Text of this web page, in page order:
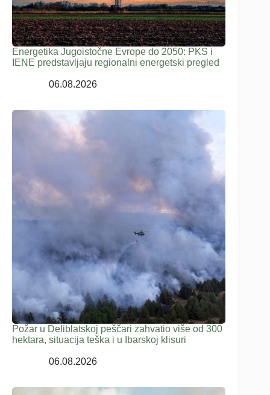
Energetika Jugoistočne Evrope do 2050: PKS i
IENE predstavljaju regionalni energetski pregled
06.08.2026
Požar u Deliblatskoj peščari zahvatio više od 300
hektara, situacija teška i u Ibarskoj klisuri
06.08.2026